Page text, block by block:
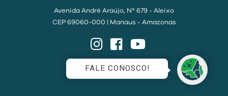
Avenida André Araújo, Nº 679 - Aleixo
CEP 69060-000 | Manaus - Amazonas
InstagramFacebook
FALE CONOSCO!